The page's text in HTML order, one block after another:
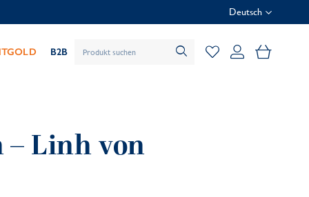
Deutsch
B2B Mein
Linh von